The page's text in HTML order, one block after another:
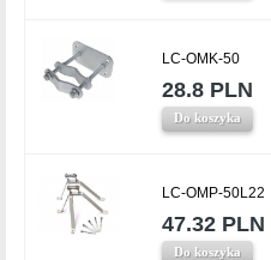
LC-OMK-50
28.8 PLN
Do koszyka
LC-OMP-50L22
47.32 PLN
Do koszyka